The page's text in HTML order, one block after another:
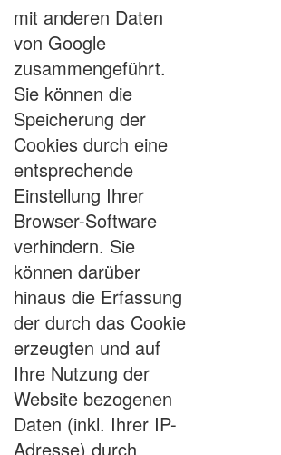
mit anderen Daten
von Google
zusammengeführt.
Sie können die
Speicherung der
Cookies durch eine
entsprechende
Einstellung Ihrer
Browser-Software
verhindern. Sie
können darüber
hinaus die Erfassung
der durch das Cookie
erzeugten und auf
Ihre Nutzung der
Website bezogenen
Daten (inkl. Ihrer IP-
Adresse) durch